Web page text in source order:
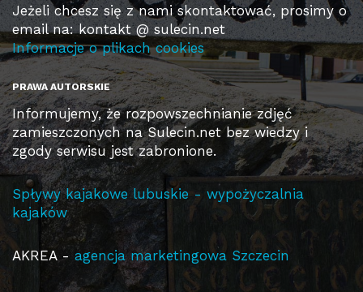
Jeżeli chcesz się z nami skontaktować, prosimy o
email na: kontakt @ sulecin.net
Informacje o plikach cookies
PRAWA AUTORSKIE
Informujemy, że rozpowszechnianie zdjęć
zamieszczonych na Sulecin.net bez wiedzy i
zgody serwisu jest zabronione.
Spływy kajakowe lubuskie - wypożyczalnia
kajaków
AKREA - agencja marketingowa Szczecin